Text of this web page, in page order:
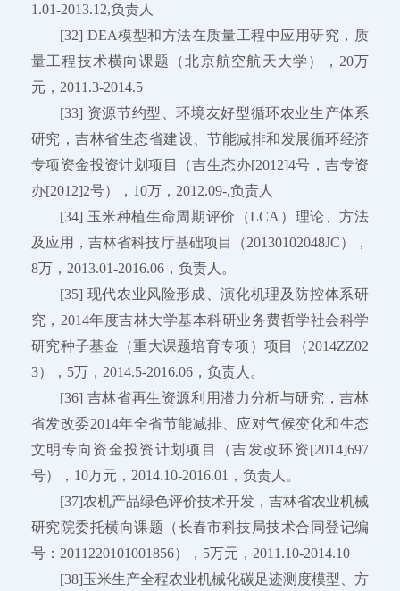
1.01-2013.12,负责人
[32] DEA模型和方法在质量工程中应用研究，质
量工程技术横向课题（北京航空航天大学），20万
元，2011.3-2014.5
[33] 资源节约型、环境友好型循环农业生产体系
研究，吉林省生态省建设、节能减排和发展循环经济
专项资金投资计划项目（吉生态办[2012]4号，吉专资
办[2012]2号），10万，2012.09-,负责人
[34] 玉米种植生命周期评价（LCA）理论、方法
及应用，吉林省科技厅基础项目（20130102048JC），
8万，2013.01-2016.06，负责人。
[35] 现代农业风险形成、演化机理及防控体系研
究，2014年度吉林大学基本科研业务费哲学社会科学
研究种子基金（重大课题培育专项）项目（2014ZZ02
3），5万，2014.5-2016.06，负责人。
[36] 吉林省再生资源利用潜力分析与研究，吉林
省发改委2014年全省节能减排、应对气候变化和生态
文明专向资金投资计划项目（吉发改环资[2014]697
号），10万元，2014.10-2016.01，负责人。
[37]农机产品绿色评价技术开发，吉林省农业机械
研究院委托横向课题（长春市科技局技术合同登记编
号：2011220101001856），5万元，2011.10-2014.10
[38]玉米生产全程农业机械化碳足迹测度模型、方